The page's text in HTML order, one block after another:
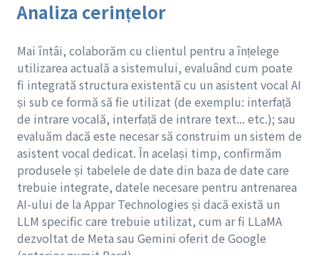
Analiza cerințelor
Mai întâi, colaborăm cu clientul pentru a înțelege
utilizarea actuală a sistemului, evaluând cum poate
fi integrată structura existentă cu un asistent vocal AI
și sub ce formă să fie utilizat (de exemplu: interfață
de intrare vocală, interfață de intrare text... etc.); sau
evaluăm dacă este necesar să construim un sistem de
asistent vocal dedicat. În același timp, confirmăm
produsele și tabelele de date din baza de date care
trebuie integrate, datele necesare pentru antrenarea
AI-ului de la Appar Technologies și dacă există un
LLM specific care trebuie utilizat, cum ar fi LLaMA
dezvoltat de Meta sau Gemini oferit de Google
(anterior numit Bard).